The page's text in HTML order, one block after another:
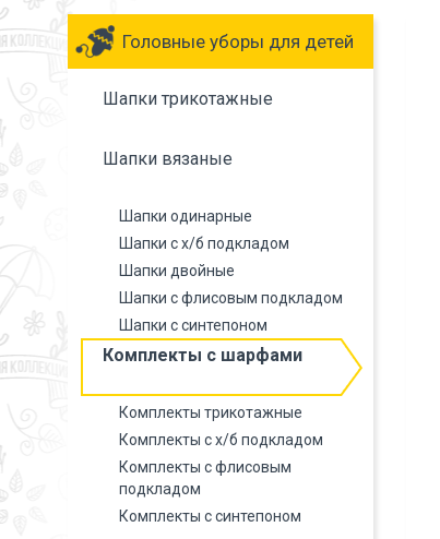
Головные уборы для детей
Шапки трикотажные
Шапки вязаные
Шапки одинарные
Шапки с х/б подкладом
Шапки двойные
Шапки с флисовым подкладом
Шапки с синтепоном
Комплекты с шарфами
Комплекты трикотажные
Комплекты с х/б подкладом
Комплекты с флисовым
подкладом
Комплекты с синтепоном